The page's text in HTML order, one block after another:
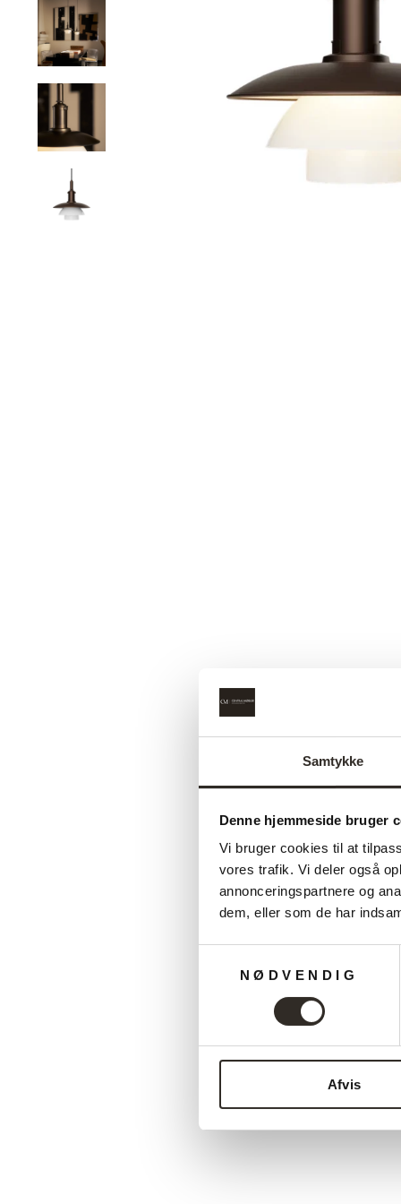
Samtykke
Denne hjemmeside bruger
Vi bruger cookies til at
vores trafik. Vi deler også
annonceringspartnere og
dem, eller som de har
NØDVENDIG
Afvis
Udsalg